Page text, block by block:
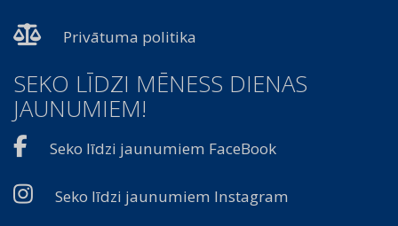
Privātuma politika
SEKO LĪDZI MĒNESS DIENAS
JAUNUMIEM!
Seko līdzi jaunumiem FaceBook
Seko līdzi jaunumiem Instagram